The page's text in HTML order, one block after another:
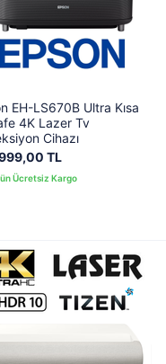
EH-LS670B Ultra Kısa
4K Lazer Tv
Cihazı
TL